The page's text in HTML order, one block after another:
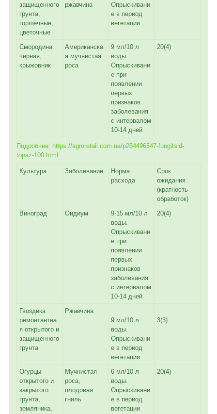
защищенного
грунта,
горшечные,
цветочные
ржавчина
Опрыскивани
е в период
вегетации
Смородина
черная,
крыжовник
Американска
я мучнистая
роса
9 мл/10 л
воды.
Опрыскивани
е при
появлении
первых
признаков
заболевания
с интервалом
10-14 дней
20(4)
Подробнее: https://agroretail.com.ua/p254496547-fungitsid-
topaz-100.html
Культура Заболевание
Норма
расхода
Срок
ожидания
(кратность
обработок)
Виноград
Оидиум
9-15 мл/10 л
воды.
Опрыскивани
е при
появлении
первых
признаков
заболевания
с интервалом
10-14 дней
20(4)
Гвоздика
ремонтантна
я открытого и
защищенного
грунта
Ржавчина
9 мл/10 л
воды.
Опрыскивани
е в период
вегетации
3(3)
Огурцы
открытого и
закрытого
грунта,
земляника,
Мучнистая
роса,
плодовая
гниль
6 мл/10 л
воды.
Опрыскивани
е в период
вегетации
20(4)